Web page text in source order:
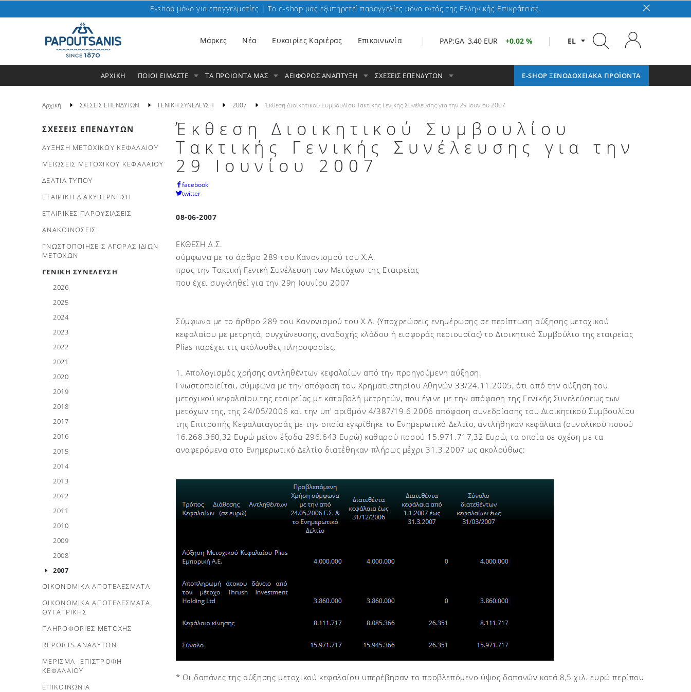
E-shop μόνο για επαγγελματίες | To e-shop μας εξυπηρετεί παραγγελίες μόνο εντός της Ελληνικής Επικράτειας.
EL
PAP:GA 3,40 EUR 0,02 %
Μάρκες Nέα Ευκαιρίες Καριέρας Επικοινωνία
ΑΡΧΙΚΗ ΠΟΙΟΙ ΕΙΜΑΣΤΕ E-SHOP ΞΕΝΟΔΟΧΕΙΑΚΑ ΠΡΟΪΟΝΤΑ
ΤΑ ΠΡΟΙΟΝΤΑ ΜΑΣ ΑΕΙΦΟΡΟΣ ΑΝΑΠΤΥΞΗ ΣΧΕΣΕΙΣ ΕΠΕΝΔΥΤΩΝ
Αρχική ΣΧΕΣΕΙΣ ΕΠΕΝΔΥΤΩΝ ΓΕΝΙΚΗ ΣΥΝΕΛΕΥΣΗ 2007 Έκθεση Διοικητικού Συμβουλίου Τακτικής Γενικής Συνέλευσης για την 29 Ιουνίου 2007
ΣΧΕΣΕΙΣ ΕΠΕΝΔΥΤΩΝ
ΑΥΞΗΣΗ ΜΕΤΟΧΙΚΟΥ ΚΕΦΑΛΑΙΟΥ
ΜΕΙΩΣΕΙΣ ΜΕΤΟΧΙΚΟΥ ΚΕΦΑΛΑΙΟΥ
ΔΕΛΤΙΑ ΤΥΠΟΥ
ΕΤΑΙΡΙΚΗ ΔΙΑΚΥΒΕΡΝΗΣΗ
ΕΤΑΙΡΙΚΕΣ ΠΑΡΟΥΣΙΑΣΕΙΣ
ΑΝΑΚΟΙΝΩΣΕΙΣ
ΓΝΩΣΤΟΠΟΙΗΣΕΙΣ ΑΓΟΡΑΣ ΙΔΙΩΝ
ΜΕΤΟΧΩΝ
ΓΕΝΙΚΗ ΣΥΝΕΛΕΥΣΗ
2026
2025
2024
2023
2022
2021
2020
2019
2018
2017
2016
2015
2014
2013
2012
2011
2010
2009
2008
2007
ΟΙΚΟΝΟΜΙΚΑ ΑΠΟΤΕΛΕΣΜΑΤΑ
ΟΙΚΟΝΟΜΙΚΑ ΑΠΟΤΕΛΕΣΜΑΤΑ
ΘΥΓΑΤΡΙΚΗΣ
ΠΛΗΡΟΦΟΡΙΕΣ ΜΕΤΟΧΗΣ
REPORTS ΑΝΑΛΥΤΩΝ
ΜΕΡΙΣΜΑ- ΕΠΙΣΤΡΟΦΗ
ΚΕΦΑΛΑΙΟΥ
ΕΠΙΚΟΙΝΩΝΙΑ
Έκθεση Διοικητικού Συμβουλίου
Τακτικής Γενικής Συνέλευσης για την
29 Ιουνίου 2007
facebook
twitter
08-06-2007
ΕΚΘΕΣΗ Δ.Σ.
σύμφωνα με το άρθρο 289 του Κανονισμού του Χ.Α.
προς την Τακτική Γενική Συνέλευση των Μετόχων της Εταιρείας
που έχει συγκληθεί για την 29η Ιουνίου 2007
Σύμφωνα με το άρθρο 289 του Κανονισμού του Χ.Α. (Υποχρεώσεις ενημέρωσης σε περίπτωση αύξησης μετοχικού
κεφαλαίου με μετρητά, συγχώνευσης, αναδοχής κλάδου ή εισφοράς περιουσίας) το Διοικητικό Συμβούλιο της εταιρείας
Plias παρέχει τις ακόλουθες πληροφορίες.
1. Απολογισμός χρήσης αντληθέντων κεφαλαίων από την προηγούμενη αύξηση.
Γνωστοποιείται, σύμφωνα με την απόφαση του Χρηματιστηρίου Αθηνών 33/24.11.2005, ότι από την αύξηση του
μετοχικού κεφαλαίου της εταιρείας με καταβολή μετρητών, που έγινε με την απόφαση της Γενικής Συνελεύσεως των
μετόχων της, της 24/05/2006 και την υπ' αριθμόν 4/387/19.6.2006 απόφαση συνεδρίασης του Διοικητικού Συμβουλίου
της Επιτροπής Κεφαλαιαγοράς με την οποία εγκρίθηκε το Ενημερωτικό Δελτίο, αντλήθηκαν κεφάλαια (συνολικού ποσού
16.268.360,32 Ευρώ μείον έξοδα 296.643 Ευρώ) καθαρού ποσού 15.971.717,32 Ευρώ, τα οποία σε σχέση με τα
αναφερόμενα στο Ενημερωτικό Δελτίο διατέθηκαν πλήρως μέχρι 31.3.2007 ως ακολούθως:
* Οι δαπάνες της αύξησης μετοχικού κεφαλαίου υπερέβησαν το προβλεπόμενο ύψος δαπανών κατά 8,5 χιλ. ευρώ περίπου